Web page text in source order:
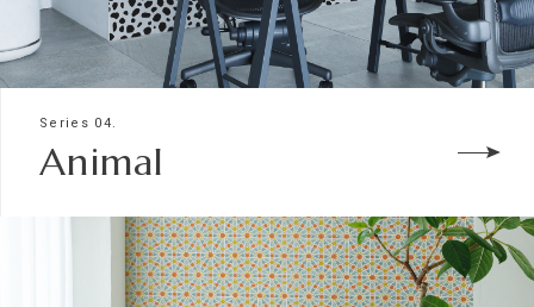
Series 04.
Animal